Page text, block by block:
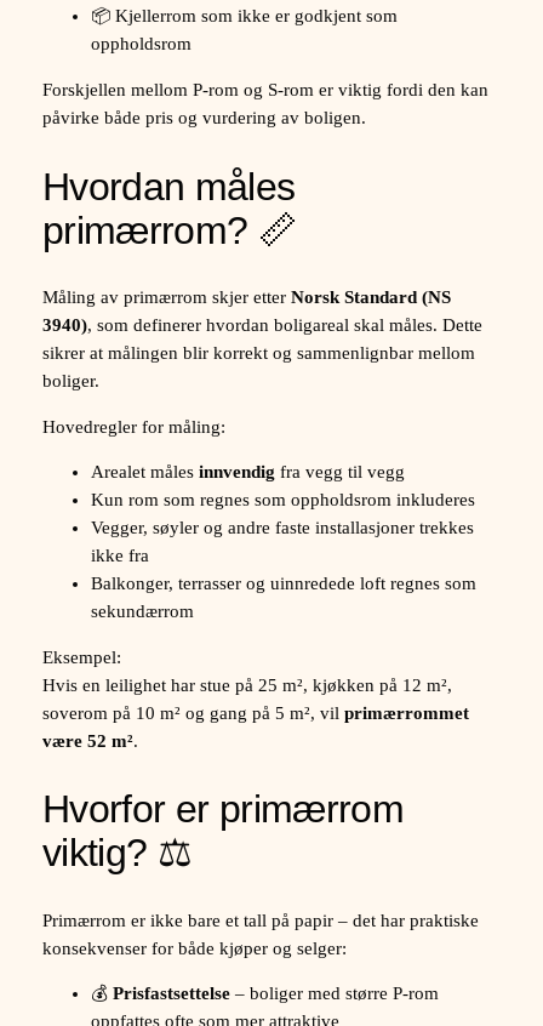
📦 Kjellerrom som ikke er godkjent som
oppholdsrom
Forskjellen mellom P-rom og S-rom er viktig fordi den kan
påvirke både pris og vurdering av boligen.
Hvordan måles
primærrom? 📏
Måling av primærrom skjer etter Norsk Standard (NS
3940), som definerer hvordan boligareal skal måles. Dette
sikrer at målingen blir korrekt og sammenlignbar mellom
boliger.
Hovedregler for måling:
Arealet måles innvendig fra vegg til vegg
Kun rom som regnes som oppholdsrom inkluderes
Vegger, søyler og andre faste installasjoner trekkes
ikke fra
Balkonger, terrasser og uinnredede loft regnes som
sekundærrom
Eksempel:
Hvis en leilighet har stue på 25 m², kjøkken på 12 m²,
soverom på 10 m² og gang på 5 m², vil primærrommet
være 52 m².
Hvorfor er primærrom
viktig? ⚖️
Primærrom er ikke bare et tall på papir – det har praktiske
konsekvenser for både kjøper og selger:
💰 Prisfastsettelse– boliger med større P-rom
oppfattes ofte som mer attraktive